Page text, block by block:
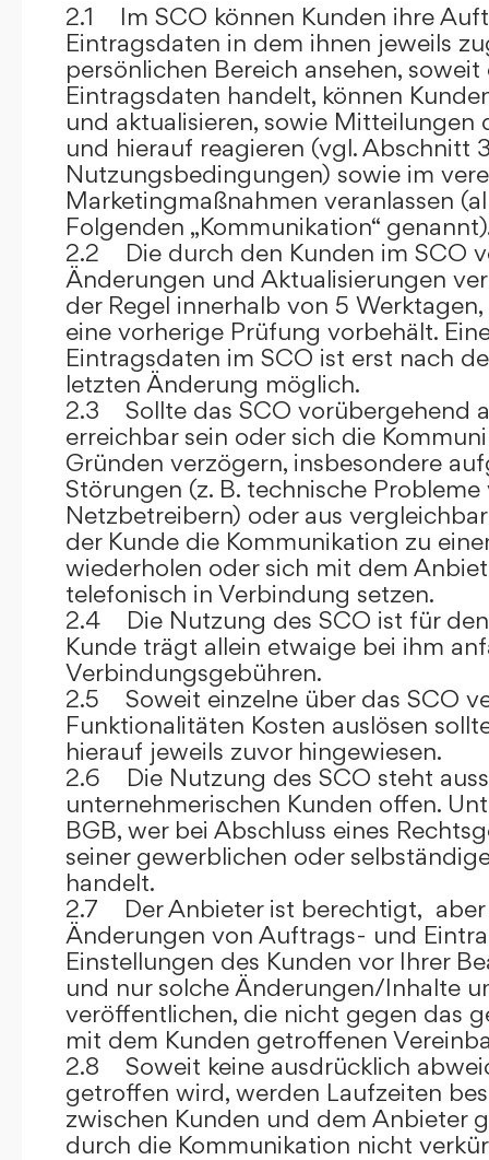
2.1 Im SCO können Kunden ihre
Eintragsdaten in dem ihnen jeweils
persönlichen Bereich ansehen,
Eintragsdaten handelt, können
und aktualisieren, sowie Mitteilungen
und hierauf reagieren (vgl. Abschnitt
Nutzungsbedingungen) sowie im
Marketingmaßnahmen veranlassen
Folgenden „Kommunikation“
2.2 Die durch den Kunden im SCO
Änderungen und Aktualisierungen
der Regel innerhalb von 5
eine vorherige Prüfung vorbehält.
Eintragsdaten im SCO ist erst nach
letzten Änderung möglich.
2.3 Sollte das SCO vorübergehend
erreichbar sein oder sich die
Gründen verzögern, insbesondere
Störungen (z. B. technische
Netzbetreibern) oder aus
der Kunde die Kommunikation zu
wiederholen oder sich mit dem
telefonisch in Verbindung setzen.
2.4 Die Nutzung des SCO ist für den
Kunde trägt allein etwaige bei ihm
Verbindungsgebühren.
2.5 Soweit einzelne über das SCO
Funktionalitäten Kosten auslösen
hierauf jeweils zuvor hingewiesen.
2.6 Die Nutzung des SCO steht
unternehmerischen Kunden offen.
BGB, wer bei Abschluss eines
seiner gewerblichen oder
handelt.
2.7 Der Anbieter ist berechtigt,
Änderungen von Auftrags- und
Einstellungen des Kunden vor Ihrer
und nur solche Änderungen/Inhalte
veröffentlichen, die nicht gegen das
mit dem Kunden getroffenen
2.8 Soweit keine ausdrücklich
getroffen wird, werden Laufzeiten
zwischen Kunden und dem Anbieter
durch die Kommunikation nicht